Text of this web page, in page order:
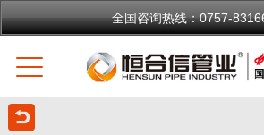
全国咨询热线：0757-